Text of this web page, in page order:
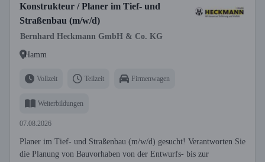
Konstrukteur / Planer im Tief- und
Straßenbau (m/w/d)
Bernhard Heckmann GmbH & Co. KG
Hamm
Vollzeit Teilzeit Firmenwagen
Weiterbildungen
07.08.2026
Planer im Tief- und Straßenbau (m/w/d) gesucht! Verantworten Sie
die Planung von Bauvorhaben von der Entwurfs- bis zur